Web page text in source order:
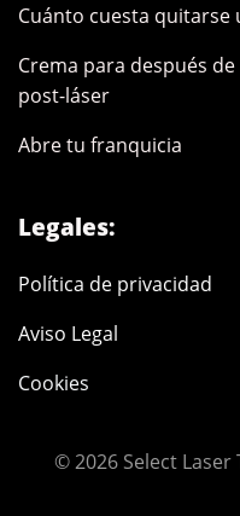
Cuánto cuesta quitarse
Crema para después
post-láser
Abre tu franquicia
Legales:
Política de privacidad
Aviso Legal
Cookies
© 2026 Select